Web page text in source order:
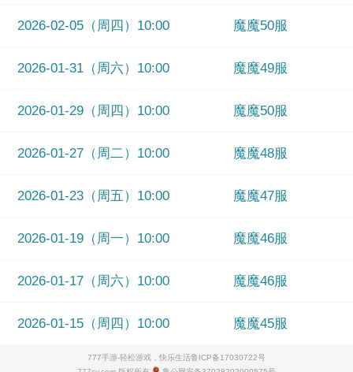
2026-02-05（周四）10:00 魔魔50服
2026-01-31（周六）10:00 魔魔49服
2026-01-29（周四）10:00 魔魔50服
2026-01-27（周二）10:00 魔魔48服
2026-01-23（周五）10:00 魔魔47服
2026-01-19（周一）10:00 魔魔46服
2026-01-17（周六）10:00 魔魔46服
2026-01-15（周四）10:00 魔魔45服
777手游-轻松游戏，快乐生活鲁ICP备17030722号